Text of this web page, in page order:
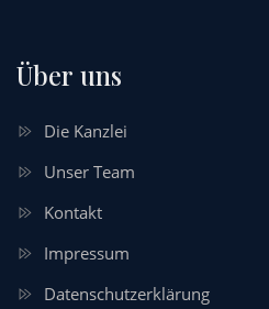
Über uns
Die Kanzlei
Unser Team
Kontakt
Impressum
Datenschutzerklärung